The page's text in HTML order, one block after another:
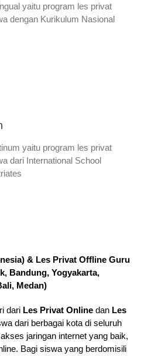
yaitu program les privat
dengan Kurikulum Nasional
yaitu program les privat
dari International School
& Les Privat Offline Guru
Bandung, Yogyakarta,
Medan)
dari Les Privat Online dan Les
dari berbagai kota di seluruh
jaringan internet yang baik,
Bagi siswa yang berdomisili